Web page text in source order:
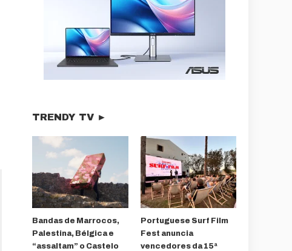
TRENDY TV ►
Bandas de Marrocos,
Palestina, Bélgica e
“assaltam” o Castelo
Portuguese Surf Film
Fest anuncia
vencedores da 15ª